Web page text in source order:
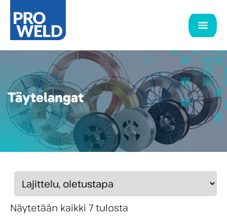
Täytelangat
Näytetään kaikki 7 tulosta